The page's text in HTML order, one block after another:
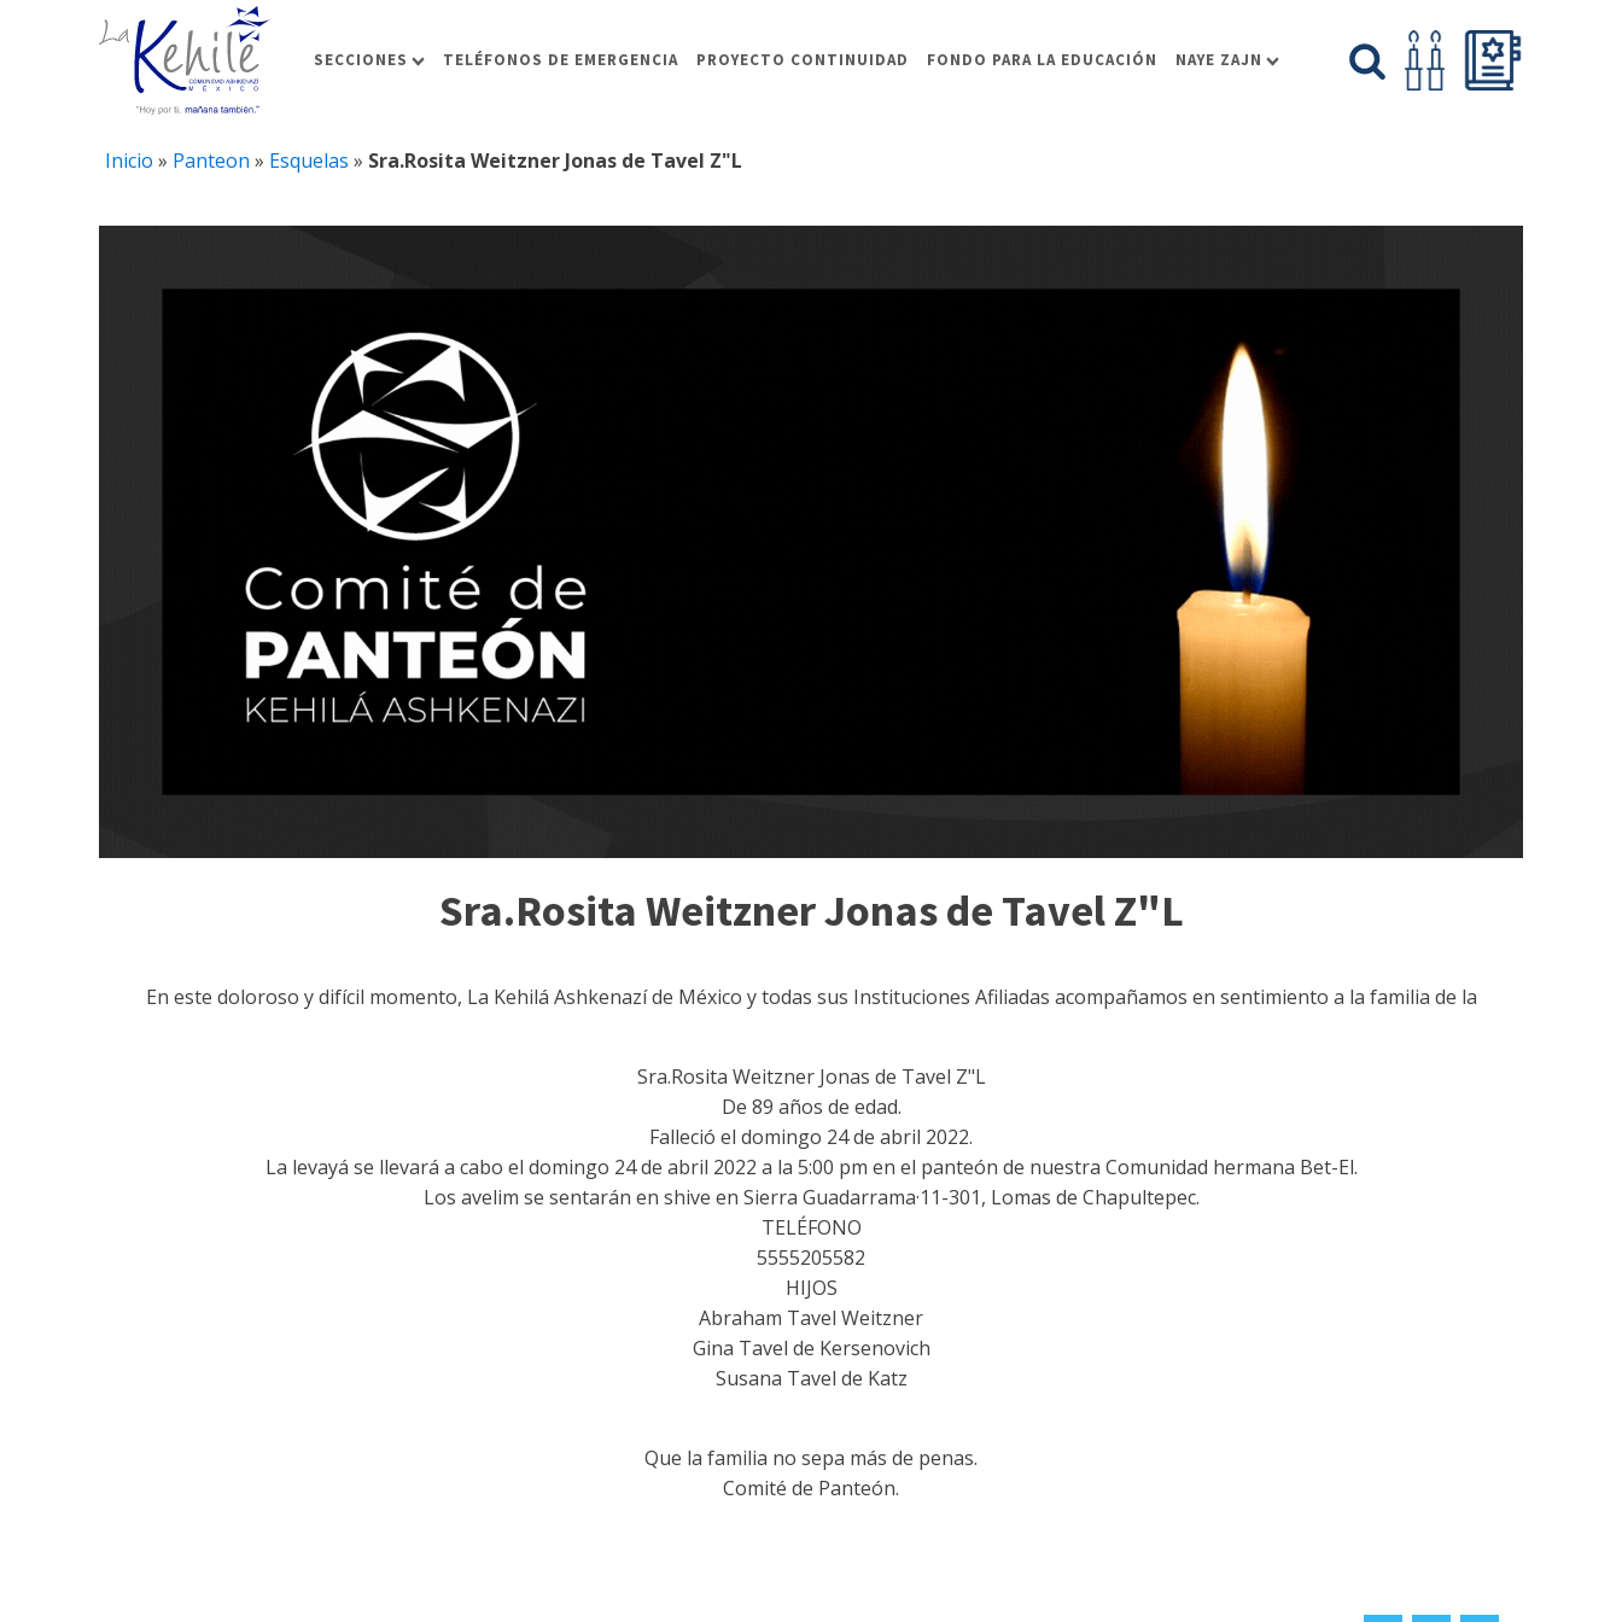
SECCIONES TELÉFONOS DE EMERGENCIA PROYECTO CONTINUIDAD FONDO PARA LA EDUCACIÓN NAYE ZAJN
Inicio » Panteon » Esquelas » Sra.Rosita Weitzner Jonas de Tavel Z"L
Sra.Rosita Weitzner Jonas de Tavel Z"L
En este doloroso y difícil momento, La Kehilá Ashkenazí de México y todas sus Instituciones Afiliadas acompañamos en sentimiento a la familia de la
Sra.Rosita Weitzner Jonas de Tavel Z"L
De 89 años de edad.
Falleció el domingo 24 de abril 2022.
La levayá se llevará a cabo el domingo 24 de abril 2022 a la 5:00 pm en el panteón de nuestra Comunidad hermana Bet-El.
Los avelim se sentarán en shive en Sierra Guadarrama·11-301, Lomas de Chapultepec.
TELÉFONO
5555205582
HIJOS
Abraham Tavel Weitzner
Gina Tavel de Kersenovich
Susana Tavel de Katz
Que la familia no sepa más de penas.
Comité de Panteón.